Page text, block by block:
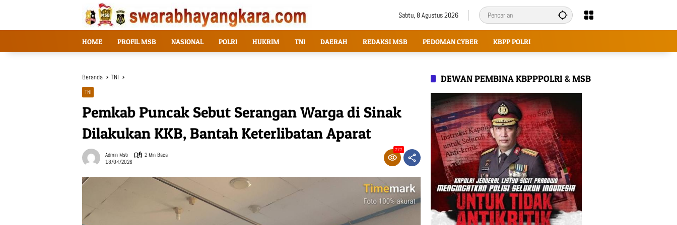
Sabtu, 8 Agustus 2026
HOME PROFIL MSB NASIONAL POLRI HUKRIM TNI DAERAH REDAKSI MSB PEDOMAN CYBER KBPP POLRI
Beranda TNI
TNI
Pemkab Puncak Sebut Serangan Warga di Sinak
Dilakukan KKB, Bantah Keterlibatan Aparat
Admin Msb
2 Min Baca
18/04/2026
777
DEWAN PEMBINA KBPPPOLRI & MSB